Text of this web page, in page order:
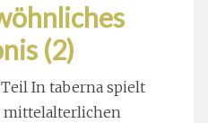
(2)
In taberna spielt
mittelalterlichen